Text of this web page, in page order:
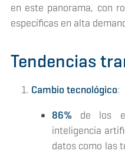
en este panorama, con
específicas en alta
Tendencias
Cambio tecnológico:
86% de los
inteligencia
datos como las